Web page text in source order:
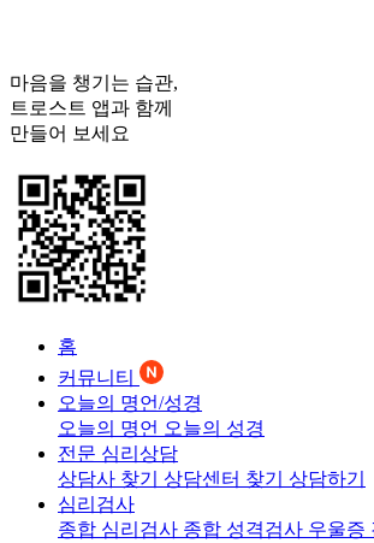
마음을 챙기는 습관,
트로스트 앱과 함께
만들어 보세요
홈
커뮤니티
오늘의 명언/성경
오늘의 명언 오늘의 성경
전문 심리상담
상담사 찾기 상담센터 찾기 상담하기
심리검사
종합 심리검사 종합 성격검사 우울증